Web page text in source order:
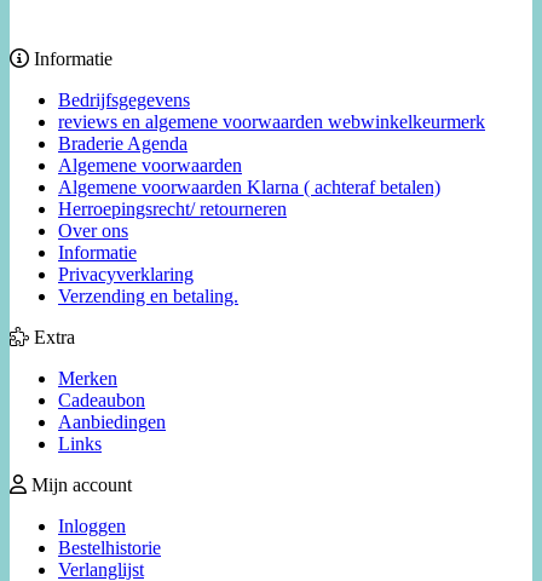
Informatie
Bedrijfsgegevens
reviews en algemene voorwaarden webwinkelkeurmerk
Braderie Agenda
Algemene voorwaarden
Algemene voorwaarden Klarna ( achteraf betalen)
Herroepingsrecht/ retourneren
Over ons
Informatie
Privacyverklaring
Verzending en betaling.
Extra
Merken
Cadeaubon
Aanbiedingen
Links
Mijn account
Inloggen
Bestelhistorie
Verlanglijst